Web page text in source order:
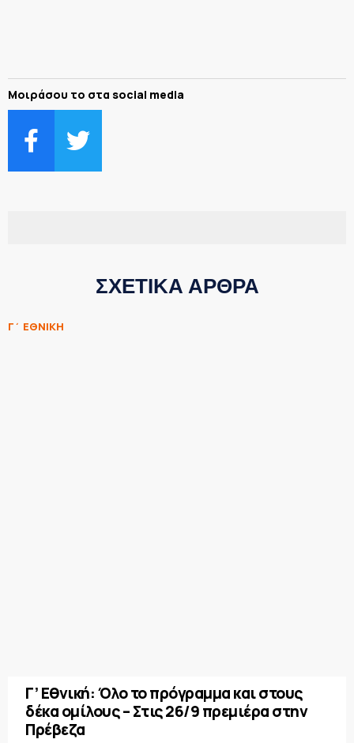
Μοιράσου το στα social media
ΣΧΕΤΙΚΑ ΑΡΘΡΑ
Γ΄ ΕΘΝΙΚΗ
Γ’ Εθνική: Όλο το πρόγραμμα και στους
δέκα ομίλους – Στις 26/9 πρεμιέρα στην
Πρέβεζα